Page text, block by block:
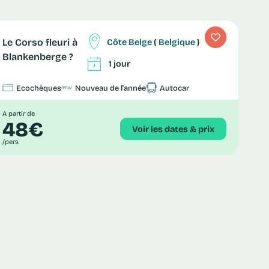
Le Corso fleuri à
Blankenberge ?
Côte Belge( Belgique)
1 jour
Ecochèques Nouveau de l'année Autocar
A partir de
48€
/pers
Voir les dates & prix